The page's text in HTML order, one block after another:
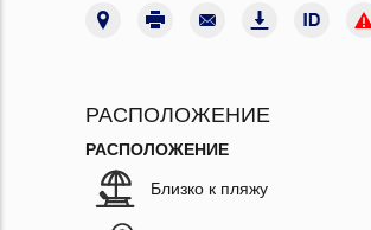
РАСПОЛОЖЕНИЕ
РАСПОЛОЖЕНИЕ
Близко к пляжу